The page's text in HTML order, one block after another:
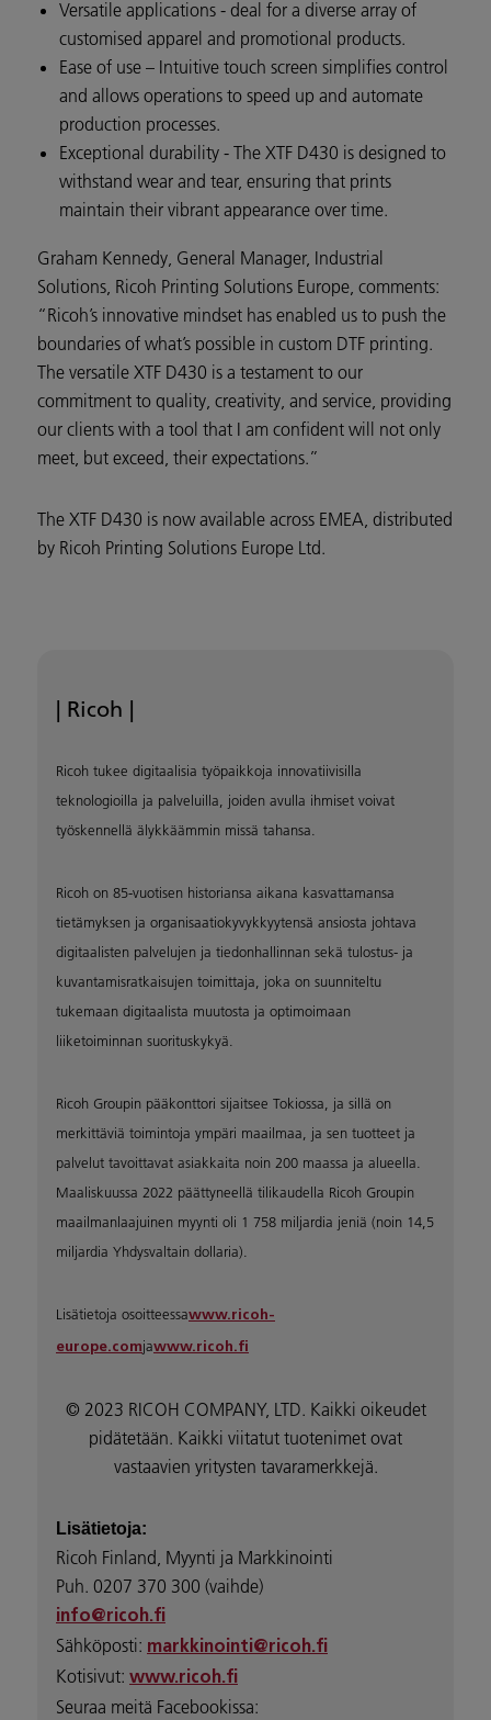
Versatile applications - deal for a diverse array of
customised apparel and promotional products.
Ease of use – Intuitive touch screen simplifies control
and allows operations to speed up and automate
production processes.
Exceptional durability - The XTF D430 is designed to
withstand wear and tear, ensuring that prints
maintain their vibrant appearance over time.
Graham Kennedy, General Manager, Industrial
Solutions, Ricoh Printing Solutions Europe, comments:
“Ricoh’s innovative mindset has enabled us to push the
boundaries of what’s possible in custom DTF printing.
The versatile XTF D430 is a testament to our
commitment to quality, creativity, and service, providing
our clients with a tool that I am confident will not only
meet, but exceed, their expectations.”
The XTF D430 is now available across EMEA, distributed
by Ricoh Printing Solutions Europe Ltd.
| Ricoh |
Ricoh tukee digitaalisia työpaikkoja innovatiivisilla
teknologioilla ja palveluilla, joiden avulla ihmiset voivat
työskennellä älykkäämmin missä tahansa.
Ricoh on 85-vuotisen historiansa aikana kasvattamansa
tietämyksen ja organisaatiokyvykkyytensä ansiosta johtava
digitaalisten palvelujen ja tiedonhallinnan sekä tulostus- ja
kuvantamisratkaisujen toimittaja, joka on suunniteltu
tukemaan digitaalista muutosta ja optimoimaan
liiketoiminnan suorituskykyä.
Ricoh Groupin pääkonttori sijaitsee Tokiossa, ja sillä on
merkittäviä toimintoja ympäri maailmaa, ja sen tuotteet ja
palvelut tavoittavat asiakkaita noin 200 maassa ja alueella.
Maaliskuussa 2022 päättyneellä tilikaudella Ricoh Groupin
maailmanlaajuinen myynti oli 1 758 miljardia jeniä (noin 14,5
miljardia Yhdysvaltain dollaria).
Lisätietoja osoitteessawww.ricoh-
europe.comjawww.ricoh.fi
© 2023 RICOH COMPANY, LTD. Kaikki oikeudet
pidätetään. Kaikki viitatut tuotenimet ovat
vastaavien yritysten tavaramerkkejä.
Lisätietoja:
Ricoh Finland, Myynti ja Markkinointi
Puh. 0207 370 300 (vaihde)
info@ricoh.fi
Sähköposti: markkinointi@ricoh.fi
Kotisivut: www.ricoh.fi
Seuraa meitä Facebookissa: